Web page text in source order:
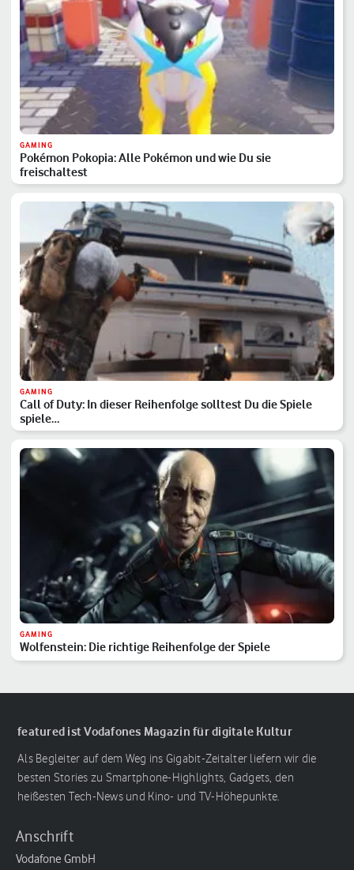
GAMING
Pokémon Pokopia: Alle Pokémon und wie Du sie
freischaltest
GAMING
Call of Duty: In dieser Reihenfolge solltest Du die Spiele
spiele…
GAMING
Wolfenstein: Die richtige Reihenfolge der Spiele
featured ist Vodafones Magazin für digitale Kultur
Als Begleiter auf dem Weg ins Gigabit-Zeitalter liefern wir die
besten Stories zu Smartphone-Highlights, Gadgets, den
heißesten Tech-News und Kino- und TV-Höhepunkte.
Anschrift
Vodafone GmbH